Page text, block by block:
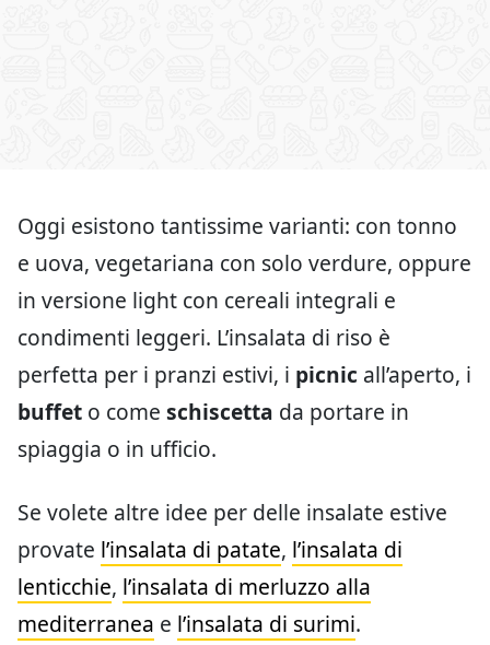
Oggi esistono tantissime varianti: con tonno
e uova, vegetariana con solo verdure, oppure
in versione light con cereali integrali e
condimenti leggeri. L’insalata di riso è
perfetta per i pranzi estivi, i picnic all’aperto, i
buffet o come schiscetta da portare in
spiaggia o in ufficio.
Se volete altre idee per delle insalate estive
provate l’insalata di patate, l’insalata di
lenticchie, l’insalata di merluzzo alla
mediterranea e l’insalata di surimi.